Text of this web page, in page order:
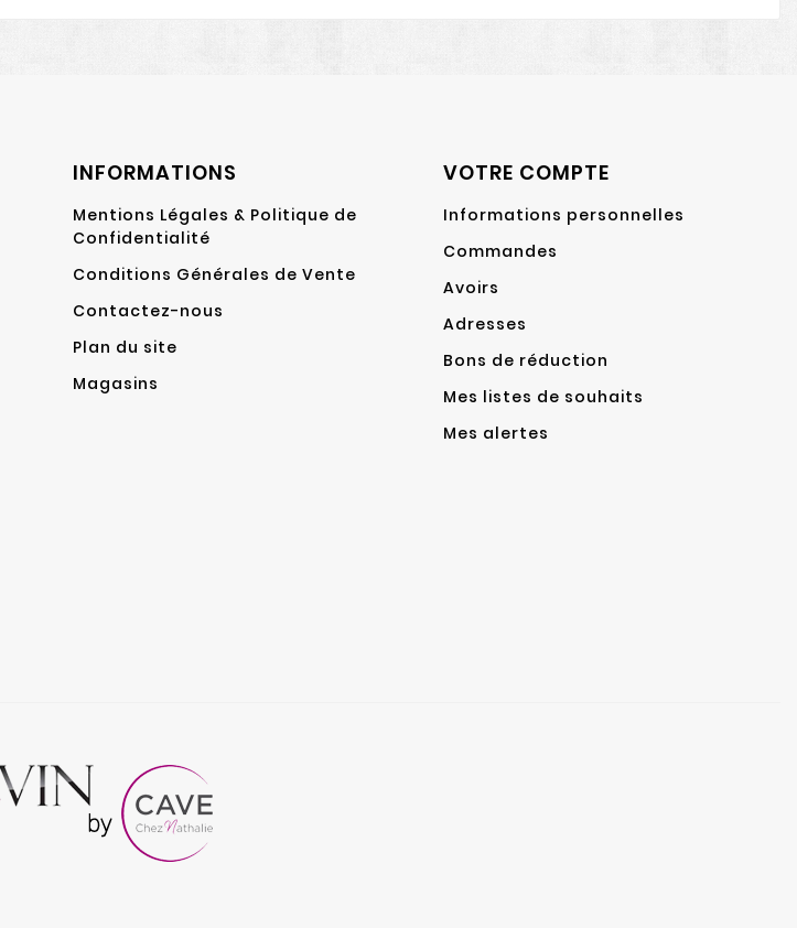
INFORMATIONS
Mentions Légales & Politique de
Confidentialité
Conditions Générales de Vente
Contactez-nous
Plan du site
Magasins
VOTRE COMPTE
Informations personnelles
Commandes
Avoirs
Adresses
Bons de réduction
Mes listes de souhaits
Mes alertes